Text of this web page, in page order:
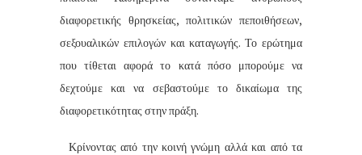
διαφορετικής θρησκείας, πολιτικών πεποιθήσεων,
σεξουαλικών επιλογών και καταγωγής. Το ερώτημα
που τίθεται αφορά το κατά πόσο μπορούμε να
δεχτούμε και να σεβαστούμε το δικαίωμα της
διαφορετικότητας στην πράξη.
Κρίνοντας από την κοινή γνώμη αλλά και από τα